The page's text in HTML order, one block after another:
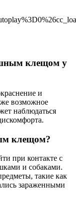
клещом у
и
возможное
наблюдаться
клещом?
при контакте с
и собаками.
такие как
зараженными